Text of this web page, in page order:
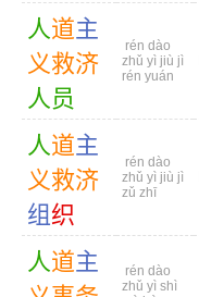
人道主
义救济
人 员
rén dào
zhǔ yì jiù jì
rén yuán
人道主
义救济
组 织
rén dào
zhǔ yì jiù jì
zǔ zhī
人道主
rén dào
zhǔ yì shì